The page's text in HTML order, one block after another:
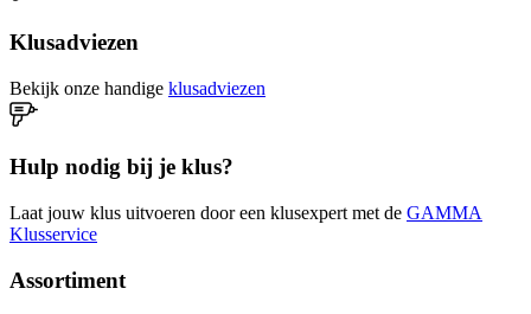
Klusadviezen
Bekijk onze handige klusadviezen
Hulp nodig bij je klus?
Laat jouw klus uitvoeren door een klusexpert met de GAMMA
Klusservice
Assortiment